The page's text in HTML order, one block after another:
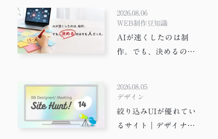
2026.08.06
WEB制作豆知識
AIが速くしたのは制
作。でも、決めるのは
2026.08.05
デザイン
絞り込みUIが優れてい
るサイト｜デザイナー